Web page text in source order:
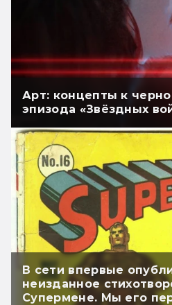
Арт: концепты к
эпизода «Звёздных
В сети впервые
неизданное
Супермене. Мы его